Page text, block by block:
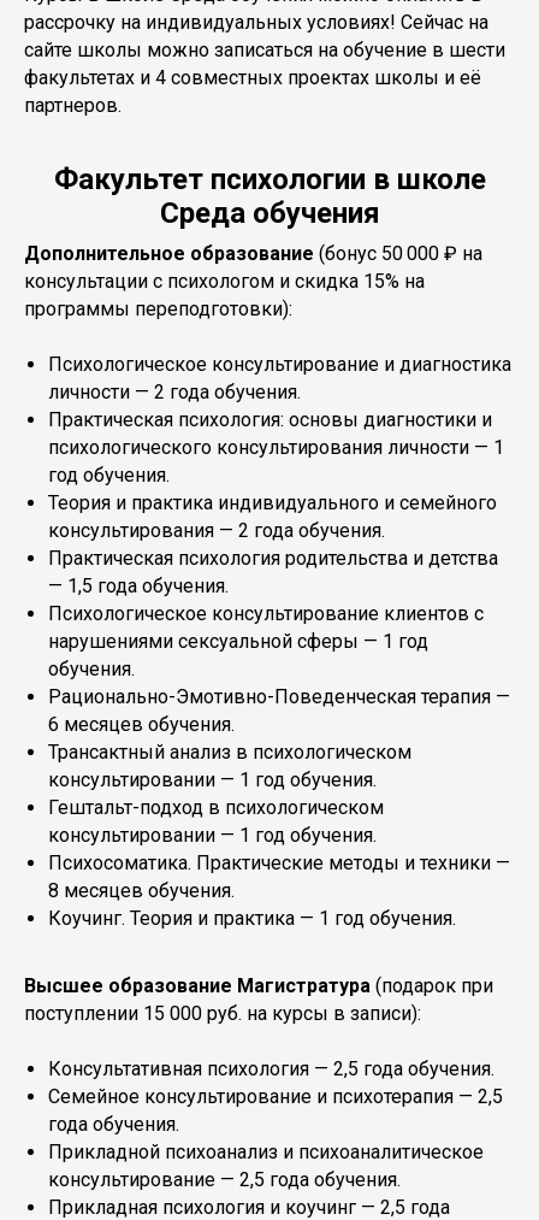
рассрочку на индивидуальных условиях! Сейчас на
сайте школы можно записаться на обучение в шести
факультетах и 4 совместных проектах школы и её
партнеров.
Факультет психологии в школе
Среда обучения
Дополнительное образование (бонус 50 000 ₽ на
консультации с психологом и скидка 15% на
программы переподготовки):
Психологическое консультирование и диагностика
личности — 2 года обучения.
Практическая психология: основы диагностики и
психологического консультирования личности — 1
год обучения.
Теория и практика индивидуального и семейного
консультирования — 2 года обучения.
Практическая психология родительства и детства
— 1,5 года обучения.
Психологическое консультирование клиентов с
нарушениями сексуальной сферы — 1 год
обучения.
Рационально-Эмотивно-Поведенческая терапия —
6 месяцев обучения.
Трансактный анализ в психологическом
консультировании — 1 год обучения.
Гештальт-подход в психологическом
консультировании — 1 год обучения.
Психосоматика. Практические методы и техники —
8 месяцев обучения.
Коучинг. Теория и практика — 1 год обучения.
Высшее образование Магистратура (подарок при
поступлении 15 000 руб. на курсы в записи):
Консультативная психология — 2,5 года обучения.
Семейное консультирование и психотерапия — 2,5
года обучения.
Прикладной психоанализ и психоаналитическое
консультирование — 2,5 года обучения.
Прикладная психология и коучинг — 2,5 года